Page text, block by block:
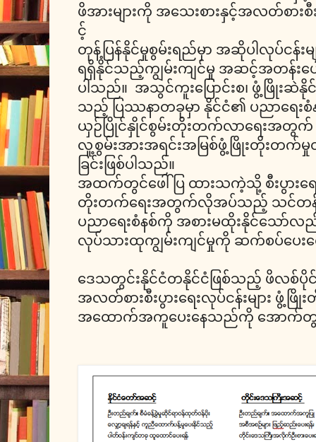
ဖိအားများကို အသေးစားနှင့်အလတ်စားစီး
င့်
တုန့်ပြန်နိုင်မှုစွမ်းရည်မှာ အဆိုပါလုပ်ငန်း
ရရှိနိုင်သည့်ကျွမ်းကျင်မှု အဆင့်အတန်
ပါသည်။ အသွင်ကူးပြောင်းစ၊ ဖွံ့ဖြိုးဆဲ
သည့် ပြဿနာတခုမှာ နိုင်ငံ၏ ပညာရေးစံနစ်
ယှဉ်ပြိုင်နှိုင်စွမ်းတိုးတက်လာရေးအ
လူ့စွမ်းအားအရင်းအမြစ်ဖွံ့ဖြိုးတိုးတက်
ခြင်းဖြစ်ပါသည်။
အထက်တွင်ဖေါ်ပြ ထားသကဲ့သို့ စီးပွားရေး
တိုးတက်ရေးအတွက်လိုအပ်သည့် သင်တန်းမျ
ပညာရေးစံနစ်ကို အစားမထိုးနိုင်သော်လည်
လုပ်သားထုကျွမ်းကျင်မှုကို ဆက်စပ်ပေး
ဒေသတွင်းနိုင်ငံတနိုင်ငံဖြစ်သည့် ဖိလစ်ပို
အလတ်စားစီးပွားရေးလုပ်ငန်းများ
အထောက်အကူပေးနေသည်ကို အောက်တွင်